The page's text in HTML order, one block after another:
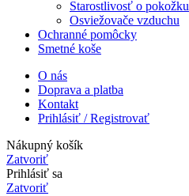
Starostlivosť o pokožku
Osviežovače vzduchu
Ochranné pomôcky
Smetné koše
O nás
Doprava a platba
Kontakt
Prihlásiť / Registrovať
Nákupný košík
Zatvoriť
Prihlásiť sa
Zatvoriť